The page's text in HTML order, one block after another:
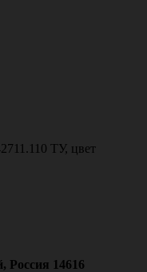
ТУ, цвет
Россия 14616